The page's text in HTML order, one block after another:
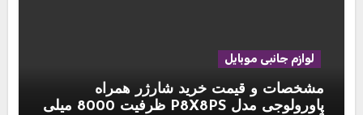
لوازم جانبی موبایل
مشخصات و قیمت خرید شارژر همراه
پاورولوجی مدل P8X8PS ظرفیت 8000 میلی